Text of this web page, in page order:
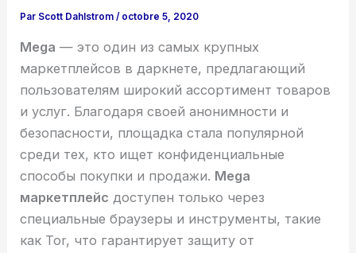
Par Scott Dahlstrom/ octobre 5, 2020
Mega — это один из самых крупных
маркетплейсов в даркнете, предлагающий
пользователям широкий ассортимент товаров
и услуг. Благодаря своей анонимности и
безопасности, площадка стала популярной
среди тех, кто ищет конфиденциальные
способы покупки и продажи. Mega
маркетплейс доступен только через
специальные браузеры и инструменты, такие
как Tor, что гарантирует защиту от